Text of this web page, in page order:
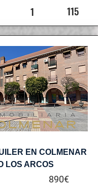
1 115
EN COLMENAR
LOS ARCOS
890€